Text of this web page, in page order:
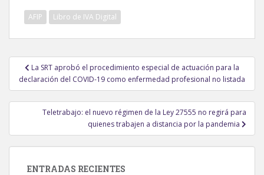
AFIP Libro de IVA Digital
Navegación
de
entradas
La SRT aprobó el procedimiento especial de actuación para la
declaración del COVID-19 como enfermedad profesional no listada
Teletrabajo: el nuevo régimen de la Ley 27555 no regirá para
quienes trabajen a distancia por la pandemia
ENTRADAS RECIENTES